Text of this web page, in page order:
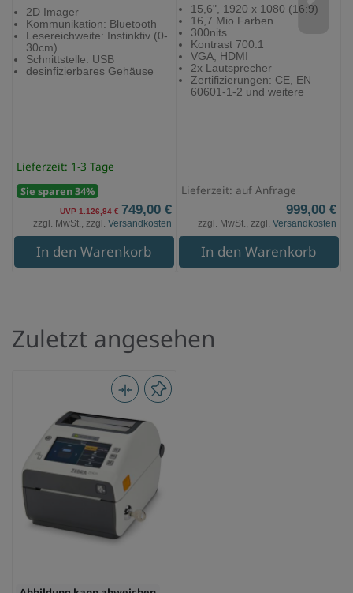
2D Imager
Kommunikation: Bluetooth
Lesereichweite: Instinktiv (0-
30cm)
Schnittstelle: USB
desinfizierbares Gehäuse
Lieferzeit: 1-3 Tage
Sie sparen 34%
UVP 1.126,84 € 749,00 €
zzgl. MwSt., zzgl. Versandkosten
In den Warenkorb
15,6", 1920 x 1080 (16:9)
16,7 Mio Farben
300nits
Kontrast 700:1
VGA, HDMI
2x Lautsprecher
Zertifizierungen: CE, EN
60601-1-2 und weitere
Lieferzeit: auf Anfrage
999,00 €
zzgl. MwSt., zzgl. Versandkosten
In den Warenkorb
Zuletzt angesehen